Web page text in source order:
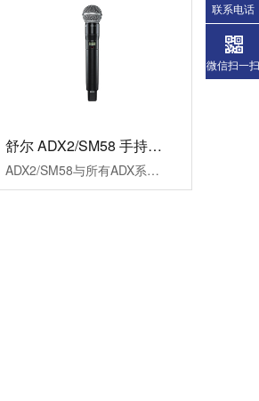
舒尔 ADX2/SM58 手持式无线话筒
ADX2/SM58与所有ADX系列发射机一样，性能卓越，为完美表演保驾护航。产品采用流线型设计，具有高达184MHz的宽调谐范围与干扰保护，还具备高级充电功能，ShowLink远程控制更可实现直接从控制室进行实时参数调整。
联系电话
微信扫一扫